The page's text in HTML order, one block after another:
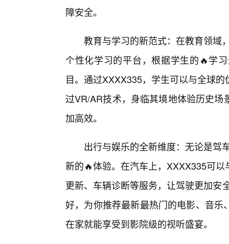
障安全。
教育与学习的新范式：在教育领域
个性化学习的平台，根据学生的🔥学
目。通过XXXX335，学生可以与全球
过VR/AR技术，身临其境地体验历史
加高效。
出行与娱乐的全新维度：无论是驾
新的🔥体验。在汽车上，XXXX335可
更新、车辆诊断等服务，让驾驶更加安
好，为你推荐最新最热门的电影、音
在家就能享受到影院级的视听盛宴。